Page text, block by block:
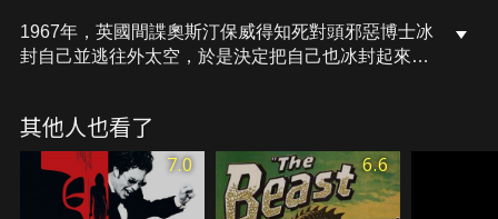
1967年，英國間諜奧斯汀保威得知死對頭邪惡博士冰
封自己並逃往外太空，於是決定把自己也冰封起來，
1000億美元。得知邪惡博士重出江湖，英國國防部隨
即將奧斯汀保威解凍，他能阻止邪惡博士的陰謀嗎？
其他人也看了
7.0 6.6